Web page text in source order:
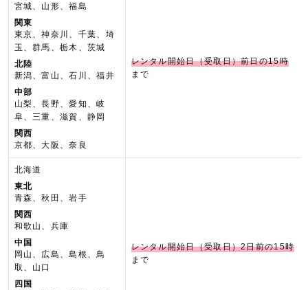
宮城、山形、福島
関東
東京、神奈川、千葉、埼
玉、群馬、栃木、茨城
北陸
新潟、富山、石川、福井
中部
山梨、長野、愛知、岐
阜、三重、滋賀、静岡
関西
京都、大阪、奈良
レンタル開始日（受取日）前日の15時
まで
北海道
東北
青森、秋田、岩手
関西
和歌山、兵庫
中国
岡山、広島、島根、鳥
取、山口
四国
レンタル開始日（受取日）2日前の15時
まで